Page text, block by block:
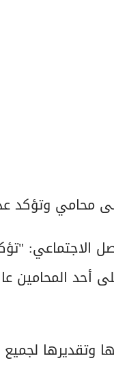
محامي وتؤكد
الاجتماعي:
المحامين
وتقديرها